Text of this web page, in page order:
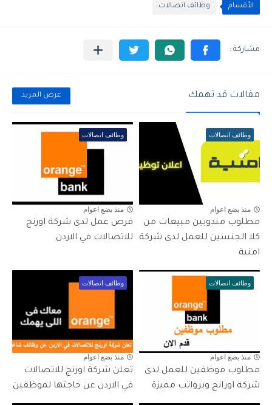
الأقسام وظائف اتصالات
مقالات قد تهمك عرض المزيد
وظائف اتصالات
منذ بضع اعوام
مطلوب مندوبين مبيعات من
كلا الجنسين للعمل لدى شركة
امنية
وظائف اتصالات
منذ بضع اعوام
فرص عمل لدى شركة اورنج
للاتصالات في الاردن
وظائف اتصالات
منذ بضع اعوام
مطلوب موظفين للعمل لدى
شركة اورانج وبرواتب مميزة
وظائف اتصالات
منذ بضع اعوام
تعلن شركة اورنج للاتصالات
في الاردن عن حاجتها لموظفين